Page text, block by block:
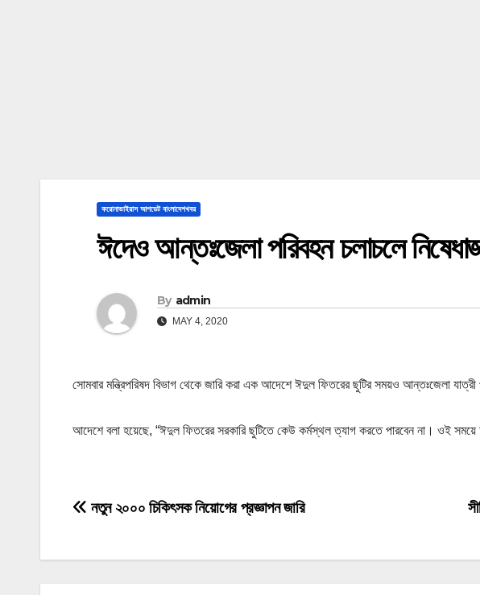
করোনাভাইরাস আপডেট বাংলাদেশখবর
ঈদেও আন্তঃজেলা পরিবহন চলাচলে
By admin
MAY 4, 2020
সোমবার মন্ত্রিপরিষদ বিভাগ থেকে জারি করা এক আদেশে ঈদুল ফিতরের ছুটির সময়ও আন্তঃজেলা যাত্রী
আদেশে বলা হয়েছে, “ঈদুল ফিতরের সরকারি ছুটিতে কেউ কর্মস্থল ত্যাগ করতে পারবেন না। ওই
P নতুন ২০০০ চিকিৎসক নিয়োগের প্রজ্ঞাপন জারি